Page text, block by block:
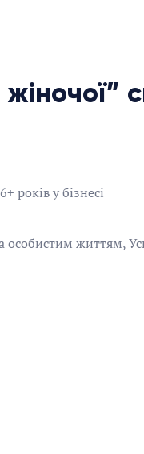
років у бізнесі
особистим життям,